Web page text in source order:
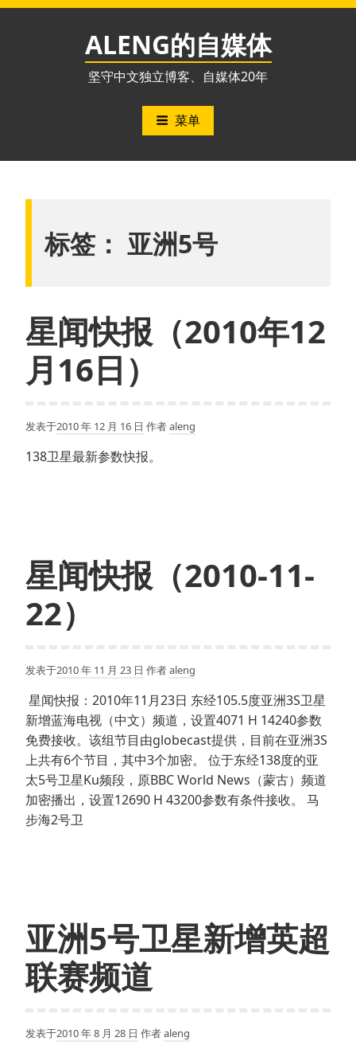
跳
ALENG的自媒体
坚守中文独立博客、自媒体20年
菜单
标签： 亚洲5号
星闻快报（2010年12
月16日）
发表于2010 年 12 月 16 日 作者aleng
138卫星最新参数快报。
星闻快报（2010-11-
22）
发表于2010 年 11 月 23 日 作者aleng
星闻快报：2010年11月23日 东经105.5度亚洲3S卫星
新增蓝海电视（中文）频道，设置4071 H 14240参数
免费接收。该组节目由globecast提供，目前在亚洲3S
上共有6个节目，其中3个加密。 位于东经138度的亚
太5号卫星Ku频段，原BBC World News（蒙古）频道
加密播出，设置12690 H 43200参数有条件接收。 马
步海2号卫
亚洲5号卫星新增英超
联赛频道
发表于2010 年 8 月 28 日 作者aleng